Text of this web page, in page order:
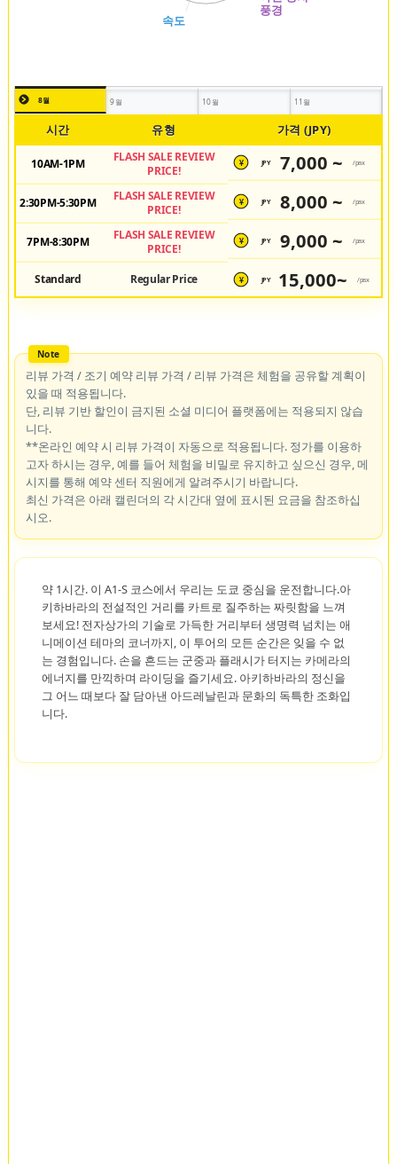
8월 9월 10월 11월
시간 유형 가격 (JPY)
10AM-1PM
FLASH SALE REVIEW
PRICE!
¥ JPY 7,000 ~ /pax
2:30PM-5:30PM
FLASH SALE REVIEW
PRICE!
¥ JPY 8,000 ~ /pax
7PM-8:30PM
FLASH SALE REVIEW
PRICE!
¥ JPY 9,000 ~ /pax
Standard Regular Price ¥ JPY 15,000~ /pax
리뷰 가격 / 조기 예약 리뷰 가격 / 리뷰 가격은 체험을 공유할 계획이
있을 때 적용됩니다.
단, 리뷰 기반 할인이 금지된 소셜 미디어 플랫폼에는 적용되지 않습
니다.
**온라인 예약 시 리뷰 가격이 자동으로 적용됩니다. 정가를 이용하
고자 하시는 경우, 예를 들어 체험을 비밀로 유지하고 싶으신 경우, 메
시지를 통해 예약 센터 직원에게 알려주시기 바랍니다.
최신 가격은 아래 캘린더의 각 시간대 옆에 표시된 요금을 참조하십
시오.
약 1시간. 이 A1-S 코스에서 우리는 도쿄 중심을 운전합니다.아
키하바라의 전설적인 거리를 카트로 질주하는 짜릿함을 느껴
보세요! 전자상가의 기술로 가득한 거리부터 생명력 넘치는 애
니메이션 테마의 코너까지, 이 투어의 모든 순간은 잊을 수 없
는 경험입니다. 손을 흔드는 군중과 플래시가 터지는 카메라의
에너지를 만끽하며 라이딩을 즐기세요. 아키하바라의 정신을
그 어느 때보다 잘 담아낸 아드레날린과 문화의 독특한 조화입
니다.